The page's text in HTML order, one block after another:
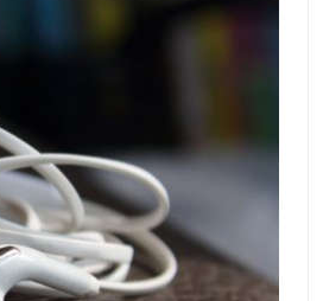
un
innovativo per la
dei disturbi del sonno
18 Febbraio 2025